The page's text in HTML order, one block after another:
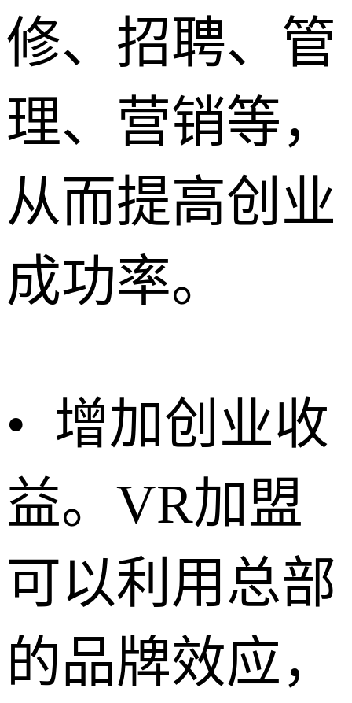
修、招聘、管
理、营销等，
从而提高创业
成功率。
• 增加创业收
益。VR加盟
可以利用总部
的品牌效应，